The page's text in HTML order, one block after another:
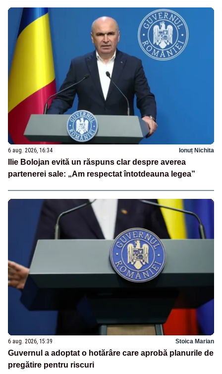
6 aug. 2026, 16:34 Ionuț Nichita
Ilie Bolojan evită un răspuns clar despre averea
partenerei sale: „Am respectat întotdeauna legea”
6 aug. 2026, 15:39 Stoica Marian
Guvernul a adoptat o hotărâre care aprobă planurile de
pregătire pentru riscuri